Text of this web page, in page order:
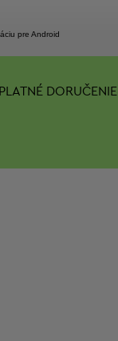
pre Android
DORUČENIE